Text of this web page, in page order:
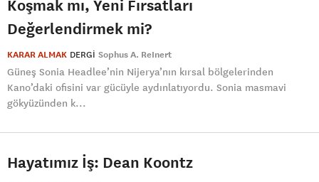
Koşmak mı, Yeni Fırsatları
Değerlendirmek mi?
KARAR ALMAK DERGI Sophus A. ReInert
Güneş Sonia Headlee’nin Nijerya’nın kırsal bölgelerinden
Kano’daki ofisini var gücüyle aydınlatıyordu. Sonia masmavi
gökyüzünden k...
Hayatımız İş: Dean Koontz